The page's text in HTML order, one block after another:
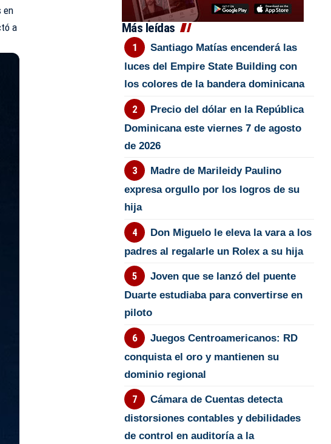
en
a
Más leídas
Santiago Matías encenderá las
luces del Empire State Building con
los colores de la bandera dominicana
Precio del dólar en la República
Dominicana este viernes 7 de agosto
de 2026
Madre de Marileidy Paulino
expresa orgullo por los logros de su
hija
Don Miguelo le eleva la vara a los
padres al regalarle un Rolex a su hija
Joven que se lanzó del puente
Duarte estudiaba para convertirse en
piloto
Juegos Centroamericanos: RD
conquista el oro y mantienen su
dominio regional
Cámara de Cuentas detecta
distorsiones contables y debilidades
de control en auditoría a la